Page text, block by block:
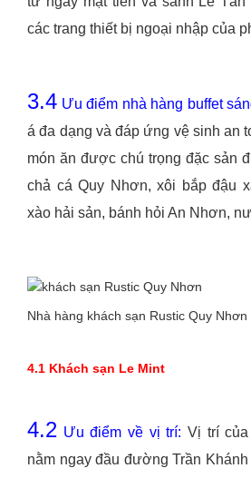
các trang thiết bị ngoại nhập của
3.4 Ưu điểm nhà hàng buffet
á đa dạng và đáp ứng vệ sinh an
món ăn được chú trọng đặc sản
chả cá Quy Nhơn, xôi bắp đậu
xào hải sản, bánh hỏi An Nhơn,
Nhà hàng khách sạn Rustic Quy Nhơn
4.1 Khách sạn Le Mint
4.2 Ưu điểm về vị trí: Vị trí của
nằm ngay đầu đường Trần